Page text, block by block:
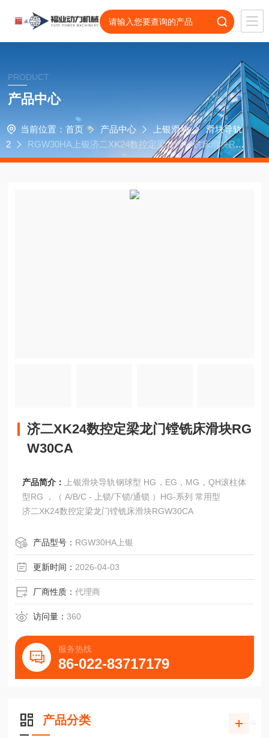
PRODUCT
产品中心
当前位置： 首页 产品中心 上银滑块
滑块导轨
2
RGW30HA上银济二XK24数控定梁龙门镗铣床滑块RG
W30CA
济二XK24数控定梁龙门镗铣床滑块RG
W30CA
产品简介：
上银滑块导轨钢球型 HG，EG，MG，QH滚柱体
型RG ，（ A/B/C - 上锁/下锁/通锁 ）HG-系列 常用型
济二XK24数控定梁龙门镗铣床滑块RGW30CA
产品型号： RGW30HA上银
更新时间： 2026-04-03
厂商性质：代理商
访问量：360
服务热线
86-022-83717179
产品分类